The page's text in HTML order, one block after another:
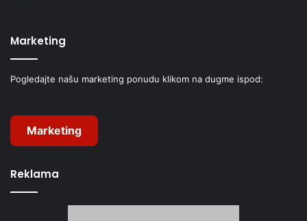
Marketing
Pogledajte našu marketing ponudu klikom na dugme ispod:
Marketing
Reklama